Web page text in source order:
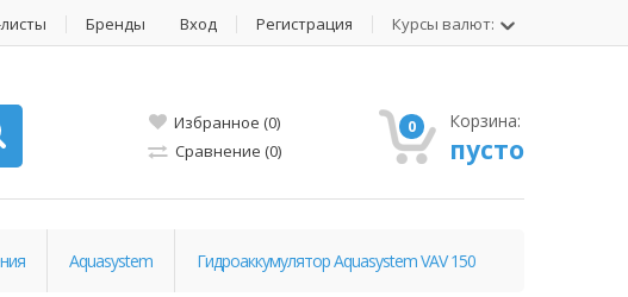
Бренды Вход Регистрация Курсы валют:
Избранное (0)
Сравнение (0)
0 Корзина:
пусто
Aquasystem Гидроаккумулятор Aquasystem VAV 150